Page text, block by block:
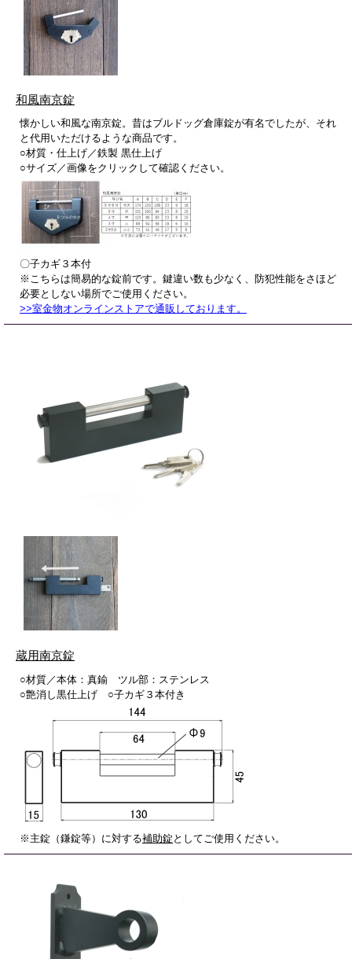
和風南京錠
懐かしい和風な南京錠。昔はブルドッグ倉庫錠が有名でしたが、それ
と代用いただけるような商品です。
○材質・仕上げ／鉄製 黒仕上げ
○サイズ／画像をクリックして確認ください。
〇子カギ３本付
※こちらは簡易的な錠前です。鍵違い数も少なく、防犯性能をさほど
必要としない場所でご使用ください。
>>室金物オンラインストアで通販しております。
蔵用南京錠
○材質／本体：真鍮 ツル部：ステンレス
○艶消し黒仕上げ ○子カギ３本付き
※主錠（鎌錠等）に対する補助錠 としてご使用ください。